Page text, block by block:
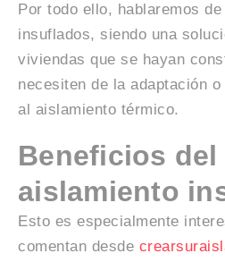
Por todo ello, hablaremos
insuflados, siendo una
viviendas que se hayan
necesiten de la adaptación
al aislamiento térmico.
Beneficios del
aislamiento
Esto es especialmente
comentan desde